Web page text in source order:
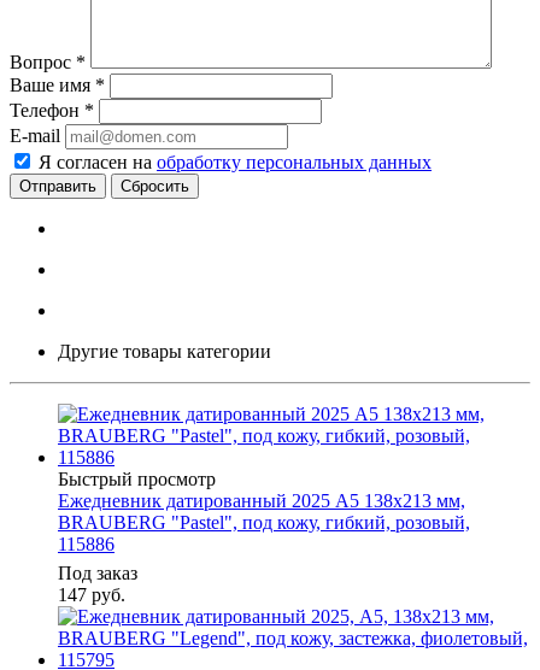
Вопрос *
Ваше имя *
Телефон *
E-mail
Я согласен на обработку персональных данных
Сбросить
Другие товары категории
Быстрый просмотр
Ежедневник датированный 2025 А5 138x213 мм,
BRAUBERG "Pastel", под кожу, гибкий, розовый,
115886
Под заказ
147 руб.